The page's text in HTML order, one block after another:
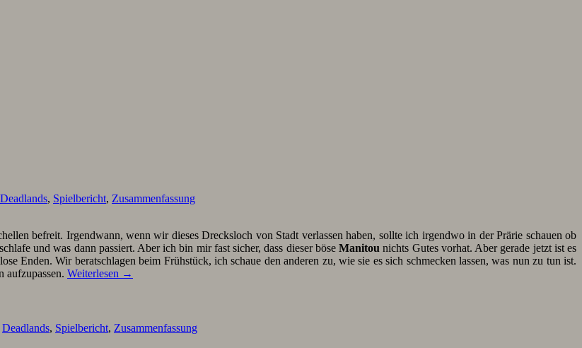
Deadlands, Spielbericht, Zusammenfassung
befreit. Irgendwann, wenn wir dieses Drecksloch von Stadt verlassen haben, sollte ich irgendwo in der Prärie schauen ob
und was dann passiert. Aber ich bin mir fast sicher, dass dieser böseManitou nichts Gutes vorhat. Aber gerade jetzt ist es
Enden. Wir beratschlagen beim Frühstück, ich schaue den anderen zu, wie sie es sich schmecken lassen, was nun zu tun ist.
aufzupassen. Weiterlesen →
Deadlands, Spielbericht, Zusammenfassung